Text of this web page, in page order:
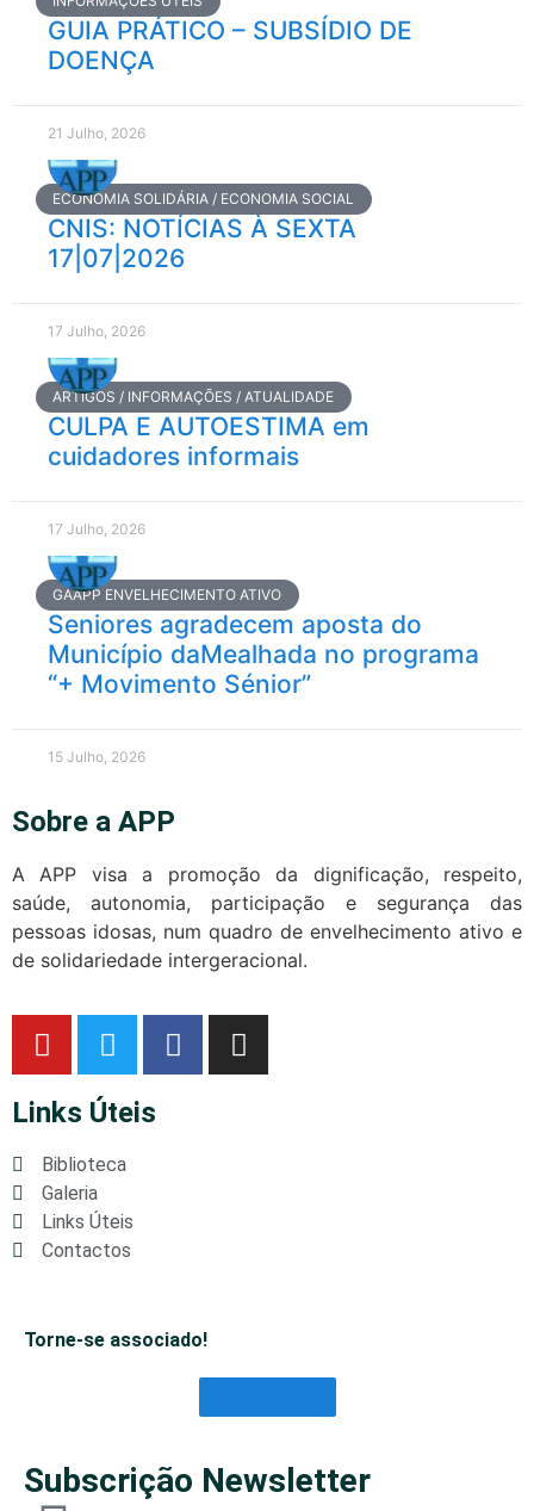
GUIA PRÁTICO – SUBSÍDIO DE
DOENÇA
21 Julho, 2026
ECONOMIA SOLIDÁRIA / ECONOMIA SOCIAL
CNIS: NOTÍCIAS À SEXTA
17|07|2026
17 Julho, 2026
ARTIGOS / INFORMAÇÕES / ATUALIDADE
CULPA E AUTOESTIMA em
cuidadores informais
17 Julho, 2026
GAAPP ENVELHECIMENTO ATIVO
Seniores agradecem aposta do
Município daMealhada no programa
“+ Movimento Sénior”
15 Julho, 2026
Sobre a APP
A APP visa a promoção da dignificação, respeito,
saúde, autonomia, participação e segurança das
pessoas idosas, num quadro de envelhecimento ativo e
de solidariedade intergeracional.
Links Úteis
Biblioteca
Galeria
Links Úteis
Contactos
Torne-se associado!
Subscrição Newsletter